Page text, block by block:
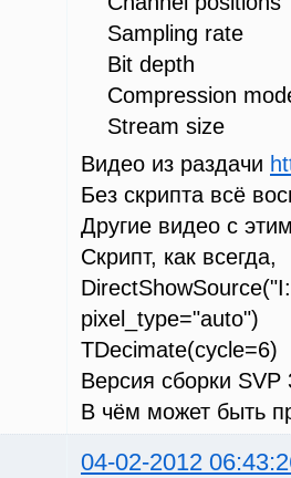
Sampling
Bit depth
Stream
Видео из раздачи
Без скрипта всё
Другие видео с
Скрипт, как всегда,
pixel_type="auto")
TDecimate(cycle=6)
Версия сборки SVP
В чём может быть
04-02-2012